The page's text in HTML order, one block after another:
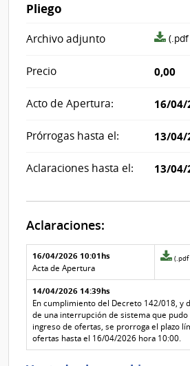
Pliego
Archivo adjunto
Precio 0,00
Acto de Apertura: 16/04/
Prórrogas hasta el: 13/04/
Aclaraciones hasta el: 13/04/
Aclaraciones:
Aclaraciones del llamado
Fecha y
texto de
la
aclaración
Archivo
de la
aclaración
16/04/2026 10:01hs
Acta de Apertura
de
Nº
1
(.pdf
14/04/2026 14:39hs
En cumplimiento del Decreto 142/018, y
de una interrupción de sistema que pudo
ingreso de ofertas, se prorroga el plazo
ofertas hasta el 16/04/2026 hora 10:00.